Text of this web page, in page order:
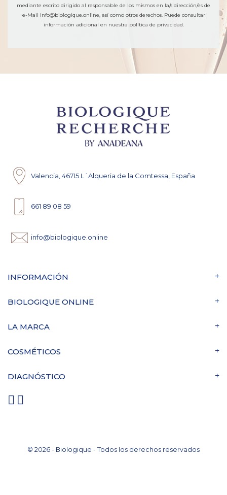
mediante escrito dirigido al responsable de los mismos en la/s dirección/es de
e-Mail info@biologique.online, así como otros derechos. Puede consultar
información adicional en nuestra política de privacidad.
Valencia, 46715 L´Alqueria de la Comtessa, España
661 89 08 59
info@biologique.online
INFORMACIÓN
BIOLOGIQUE ONLINE
LA MARCA
COSMÉTICOS
DIAGNÓSTICO
© 2026 - Biologique - Todos los derechos reservados